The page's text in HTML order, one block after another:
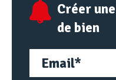
Créer
de bien